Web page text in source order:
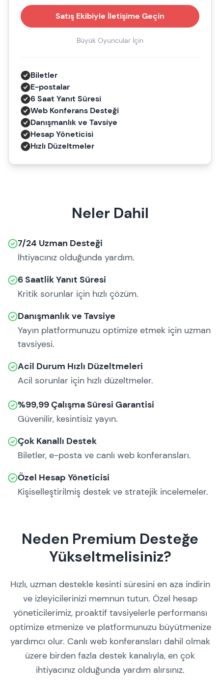
Satış Ekibiyle İletişime Geçin
Büyük Oyuncular İçin
Biletler
E-postalar
6 Saat Yanıt Süresi
Web Konferans Desteği
Danışmanlık ve Tavsiye
Hesap Yöneticisi
Hızlı Düzeltmeler
Neler Dahil
7/24 Uzman Desteği
İhtiyacınız olduğunda yardım.
6 Saatlik Yanıt Süresi
Kritik sorunlar için hızlı çözüm.
Danışmanlık ve Tavsiye
Yayın platformunuzu optimize etmek için uzman
tavsiyesi.
Acil Durum Hızlı Düzeltmeleri
Acil sorunlar için hızlı düzeltmeler.
%99,99 Çalışma Süresi Garantisi
Güvenilir, kesintisiz yayın.
Çok Kanallı Destek
Biletler, e-posta ve canlı web konferansları.
Özel Hesap Yöneticisi
Kişiselleştirilmiş destek ve stratejik incelemeler.
Neden Premium Desteğe
Yükseltmelisiniz?
Hızlı, uzman destekle kesinti süresini en aza indirin
ve izleyicilerinizi memnun tutun. Özel hesap
yöneticilerimiz, proaktif tavsiyelerle performansı
optimize etmenize ve platformunuzu büyütmenize
yardımcı olur. Canlı web konferansları dahil olmak
üzere birden fazla destek kanalıyla, en çok
ihtiyacınız olduğunda yardım alırsınız.